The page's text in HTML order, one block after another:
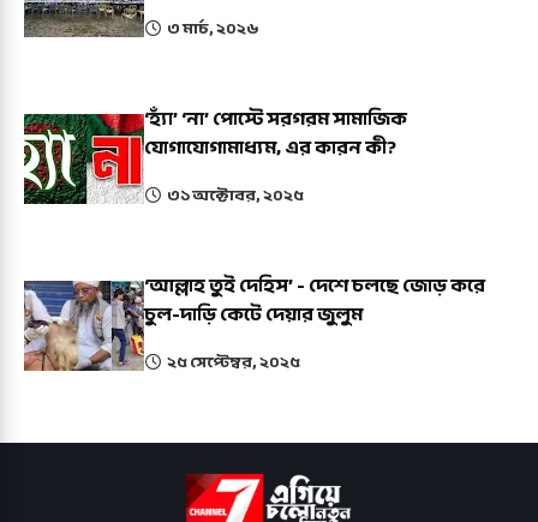
৩ মার্চ, ২০২৬
‘হ্যাঁ’ ‘না’ পোস্টে সরগরম সামাজিক
যোগাযোগামাধ্যম, এর কারন কী?
৩১ অক্টোবর, ২০২৫
‘আল্লাহ তুই দেহিস’ - দেশে চলছে জোড় করে
চুল-দাড়ি কেটে দেয়ার জুলুম
২৫ সেপ্টেম্বর, ২০২৫